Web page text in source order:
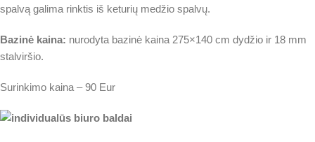
spalvą galima rinktis iš keturių medžio spalvų.
Bazinė kaina: nurodyta bazinė kaina 275×140 cm dydžio ir 18 mm
stalviršio.
Surinkimo kaina – 90 Eur